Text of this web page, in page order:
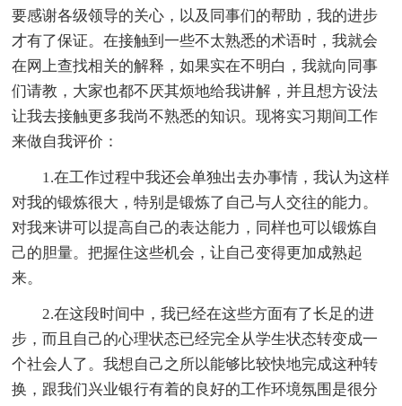
要感谢各级领导的关心，以及同事们的帮助，我的进步
才有了保证。在接触到一些不太熟悉的术语时，我就会
在网上查找相关的解释，如果实在不明白，我就向同事
们请教，大家也都不厌其烦地给我讲解，并且想方设法
让我去接触更多我尚不熟悉的知识。现将实习期间工作
来做自我评价：
1.在工作过程中我还会单独出去办事情，我认为这样
对我的锻炼很大，特别是锻炼了自己与人交往的能力。
对我来讲可以提高自己的表达能力，同样也可以锻炼自
己的胆量。把握住这些机会，让自己变得更加成熟起
来。
2.在这段时间中，我已经在这些方面有了长足的进
步，而且自己的心理状态已经完全从学生状态转变成一
个社会人了。我想自己之所以能够比较快地完成这种转
换，跟我们兴业银行有着的良好的工作环境氛围是很分